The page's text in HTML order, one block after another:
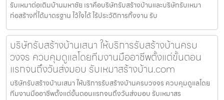
รับเหมาต่อเติมบ้านมหาชัย เราคือบริษัทรับสร้างบ้านและบริษัทรับเหมา
ก่อสร้างที่ได้มาตรฐาน ไว้ใจได้ ไร้ประวัติการทิ้งงาน รับ
บริษัทรับสร้างบ้านเสนา ให้บริการรับสร้างบ้านครบ
วงจร ควบคุมดูแลโดยทีมงานมืออาชีพตั้งแต่ขั้นตอน
แรกจนถึงวันส่งมอบ รับเหมาสร้างบ้าน.com
บริษัทรับสร้างบ้านเสนา ให้บริการรับสร้างบ้านครบวงจร ควบคุมดูแลโดย
ทีมงานมืออาชีพตั้งแต่ขั้นตอนแรกจนถึงวันส่งมอบ รับเหมาสร